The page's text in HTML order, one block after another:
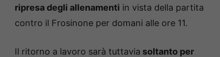
ripresa degli allenamenti in vista della partita
contro il Frosinone per domani alle ore 11.
Il ritorno a lavoro sarà tuttavia soltanto per